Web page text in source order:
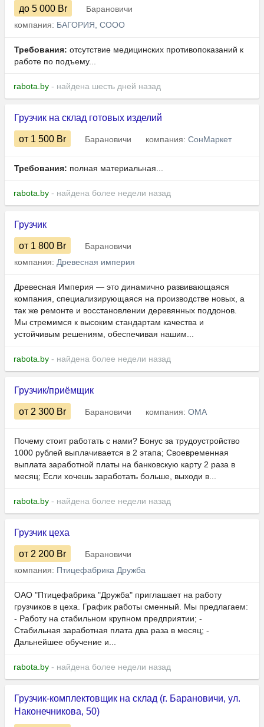
до 5 000 Br
Барановичи
компания: БАГОРИЯ, СООО
Требования: отсутствие медицинских противопоказаний к
работе по подъему...
rabota.by - найдена шесть дней назад
Грузчик на склад готовых изделий
от 1 500 Br Барановичи компания: СонМаркет
Требования: полная материальная...
rabota.by - найдена более недели назад
Грузчик
от 1 800 Br
Барановичи
компания: Древесная империя
Древесная Империя — это динамично развивающаяся
компания, специализирующаяся на производстве новых, а
так же ремонте и восстановлении деревянных поддонов.
Мы стремимся к высоким стандартам качества и
устойчивым решениям, обеспечивая нашим...
rabota.by - найдена более недели назад
Грузчик/приёмщик
от 2 300 Br Барановичи компания: ОМА
Почему стоит работать с нами? Бонус за трудоустройство
1000 рублей выплачивается в 2 этапа; Своевременная
выплата заработной платы на банковскую карту 2 раза в
месяц; Если хочешь заработать больше, выходи в...
rabota.by - найдена более недели назад
Грузчик цеха
от 2 200 Br
Барановичи
компания: Птицефабрика Дружба
ОАО "Птицефабрика "Дружба" приглашает на работу
грузчиков в цеха. График работы сменный. Мы предлагаем:
- Работу на стабильном крупном предприятии; -
Стабильная заработная плата два раза в месяц; -
Дальнейшее обучение и...
rabota.by - найдена более недели назад
Грузчик-комплектовщик на склад (г. Барановичи, ул.
Наконечникова, 50)